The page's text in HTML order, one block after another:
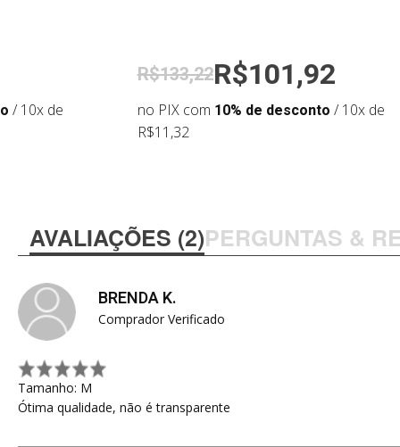
/ 10x de
R$133,22R$101,92
no PIX com 10% de desconto / 10x de
R$11,32
AVALIAÇÕES (2)PERGUNTAS &
BRENDA K.
Comprador Verificado
Tamanho: M
Ótima qualidade, não é transparente